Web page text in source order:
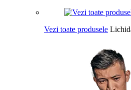
Vezi toate produsele